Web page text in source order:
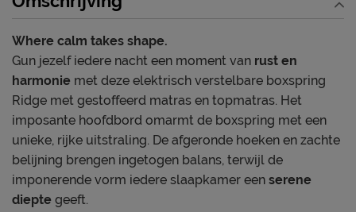
matras
Jouw ondersteuning in de look die je wilt
Where calm takes shape.
Gun jezelf iedere nacht een moment van rust en
harmonie met deze elektrisch verstelbare boxspring
Ridge met gestoffeerd matras en topmatras. Het
imposante hoofdbord omarmt de boxspring met een
unieke, rijke uitstraling. De afgeronde hoeken en zachte
belijning brengen ingetogen balans, terwijl de
imponerende vorm iedere slaapkamer een serene
diepte geeft.